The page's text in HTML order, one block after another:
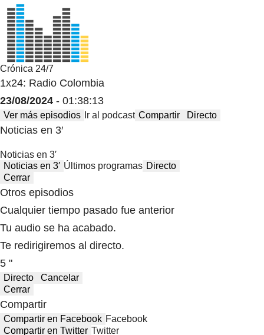
Crónica 24/7
1x24: Radio Colombia
23/08/2024 - 01:38:13
Ver más episodios Ir al podcast Compartir Directo
Noticias en 3′
Noticias en 3′
Noticias en 3′ Últimos programas Directo
Cerrar
Otros episodios
Cualquier tiempo pasado fue anterior
Tu audio se ha acabado.
Te redirigiremos al directo.
5 "
Directo
Cancelar
Cerrar
Compartir
Compartir en Facebook Facebook
Compartir en Twitter Twitter